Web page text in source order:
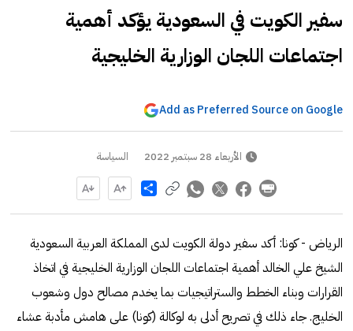
سفير الكويت في السعودية يؤكد أهمية
اجتماعات اللجان الوزارية الخليجية
Add as Preferred Source on Google
الأربعاء 28 سبتمبر 2022 السياسة
Share
الرياض - كونا: أكد سفير دولة الكويت لدى المملكة العربية السعودية
الشيخ علي الخالد أهمية اجتماعات اللجان الوزارية الخليجية في اتخاذ
القرارات وبناء الخطط والستراتيجيات بما يخدم مصالح دول وشعوب
الخليج. جاء ذلك في تصريح أدلى به لوكالة (كونا) على هامش مأدبة عشاء